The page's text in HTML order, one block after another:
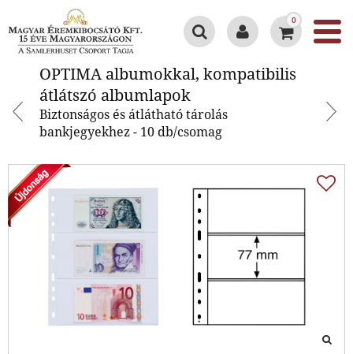
0
OPTIMA albumokkal, kompatibilis
átlátszó albumlapok
Biztonságos és átlátható tárolás
bankjegyekhez - 10 db/csomag
OPTIMA albumokkal, kompatibilis
átlátszó albumlapok